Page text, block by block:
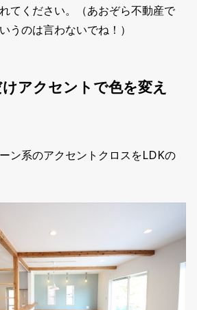
てください。（あおぞら不動産で
うのは言わないでね！）
アクセントで色を変え
ン系のアクセントクロスをLDKの